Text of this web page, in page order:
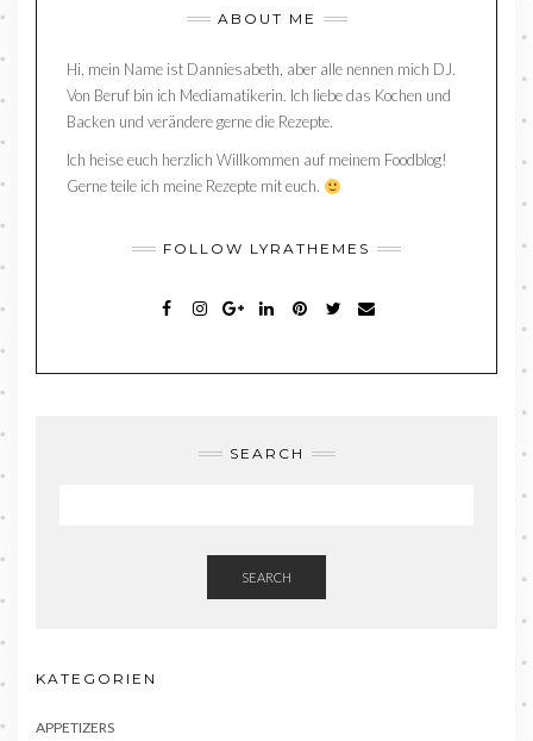
ABOUT ME
Hi, mein Name ist Danniesabeth, aber alle nennen mich DJ.
Von Beruf bin ich Mediamatikerin. Ich liebe das Kochen und
Backen und verändere gerne die Rezepte.
Ich heise euch herzlich Willkommen auf meinem Foodblog!
Gerne teile ich meine Rezepte mit euch.
FOLLOW LYRATHEMES
SEARCH
SEARCH
KATEGORIEN
APPETIZERS